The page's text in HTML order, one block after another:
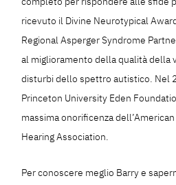
ricevuto il Divine Neurotypical
Regional Asperger Syndrome
al miglioramento della qualità della
disturbi dello spettro autistico. Nel
Princeton University Eden
massima onorificenza
Hearing Association.
Per conoscere meglio Barry e